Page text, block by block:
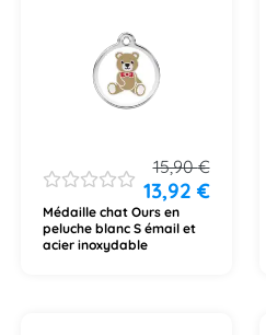
15,90€
13,92 €
Médaille chat Ours en
peluche blanc S émail et
acier inoxydable